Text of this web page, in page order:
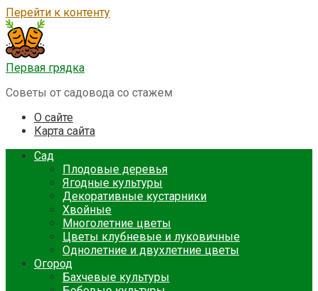
Перейти к контенту
Первая грядка
Советы от садовода со стажем
О сайте
Карта сайта
Сад
Плодовые деревья
Ягодные культуры
Декоративные кустарники
Хвойные
Многолетние цветы
Цветы клубневые и луковичные
Однолетние и двухлетние цветы
Огород
Бахчевые культуры